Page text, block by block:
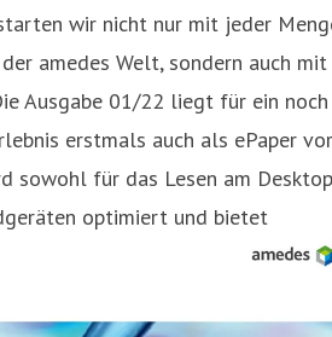
wir nicht nur mit jeder
amedes Welt, sondern auch mit
Ausgabe 01/22 liegt für ein noch
erstmals auch als ePaper
sowohl für das Lesen am Desktop
optimiert und bietet